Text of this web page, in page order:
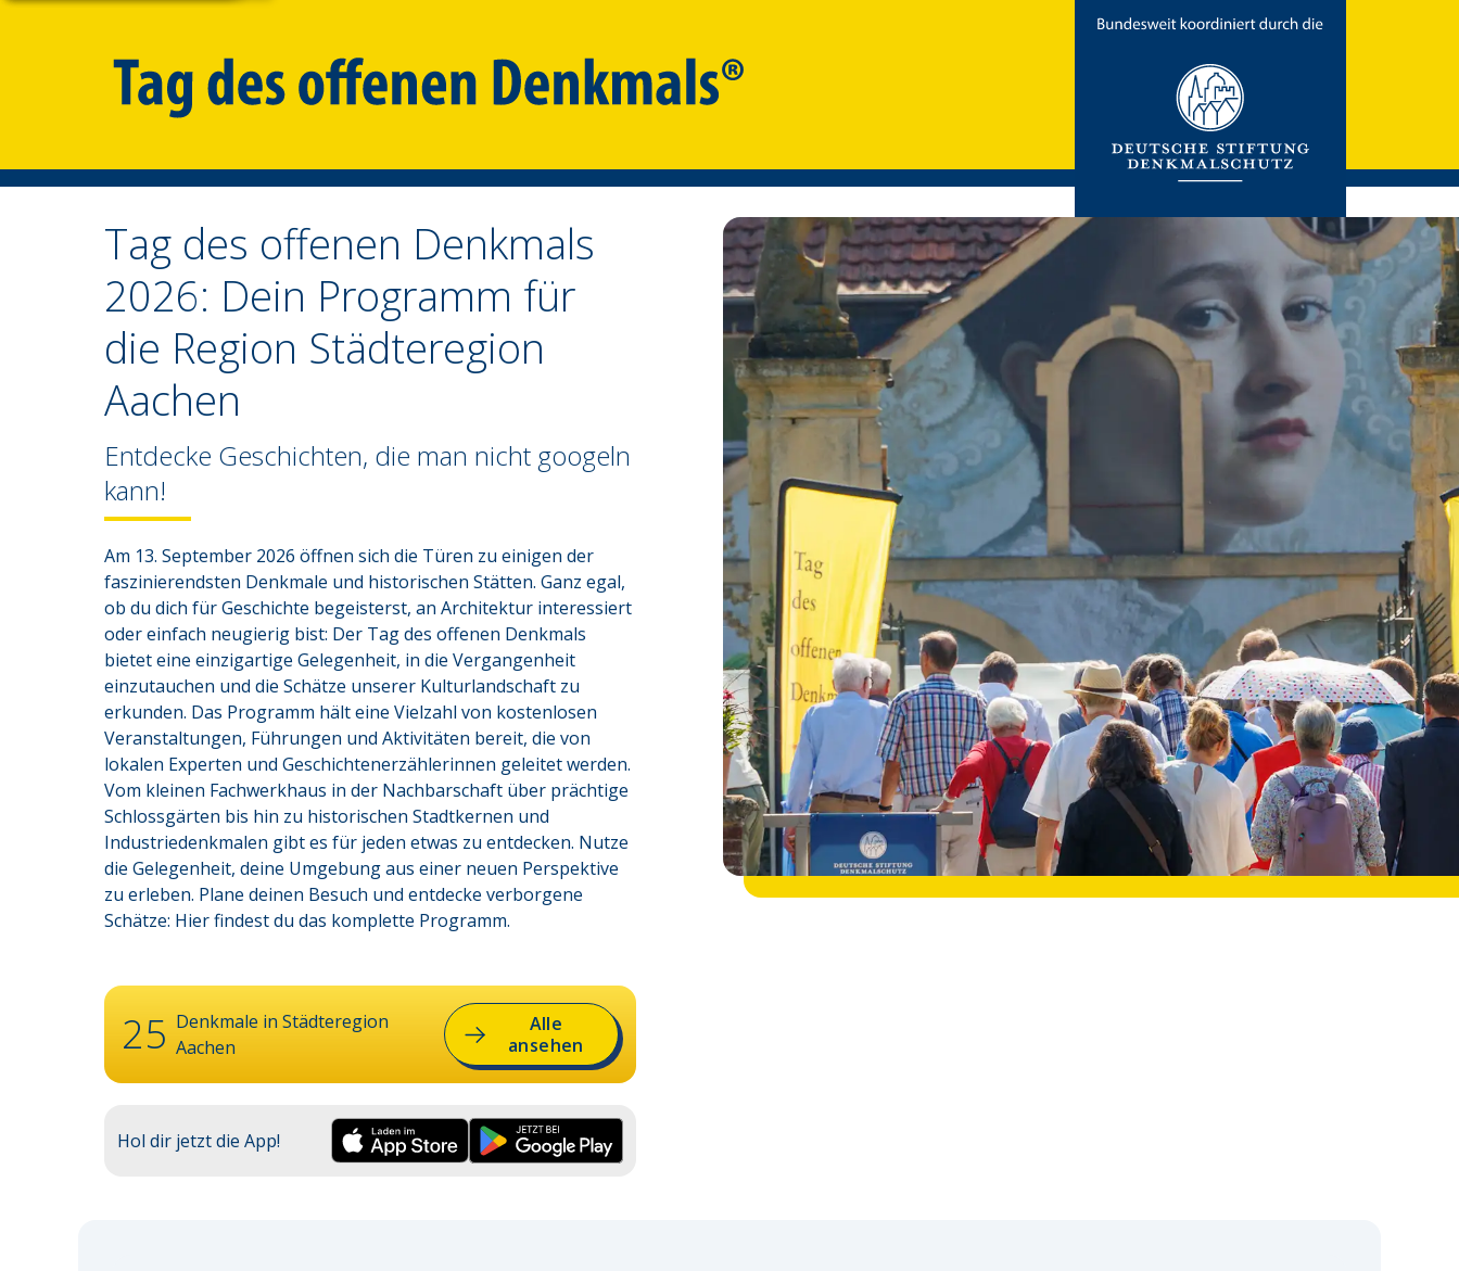
Tag des offenen Denkmals
2026: Dein Programm für
die Region Städteregion
Aachen
Entdecke Geschichten, die man nicht googeln
kann!
Am 13. September 2026 öffnen sich die Türen zu einigen der
faszinierendsten Denkmale und historischen Stätten. Ganz egal,
ob du dich für Geschichte begeisterst, an Architektur interessiert
oder einfach neugierig bist: Der Tag des offenen Denkmals
bietet eine einzigartige Gelegenheit, in die Vergangenheit
einzutauchen und die Schätze unserer Kulturlandschaft zu
erkunden. Das Programm hält eine Vielzahl von kostenlosen
Veranstaltungen, Führungen und Aktivitäten bereit, die von
lokalen Experten und Geschichtenerzählerinnen geleitet werden.
Vom kleinen Fachwerkhaus in der Nachbarschaft über prächtige
Schlossgärten bis hin zu historischen Stadtkernen und
Industriedenkmalen gibt es für jeden etwas zu entdecken. Nutze
die Gelegenheit, deine Umgebung aus einer neuen Perspektive
zu erleben. Plane deinen Besuch und entdecke verborgene
Schätze: Hier findest du das komplette Programm.
25 Denkmale in Städteregion
Aachen
Alle
ansehen
Hol dir jetzt die App!